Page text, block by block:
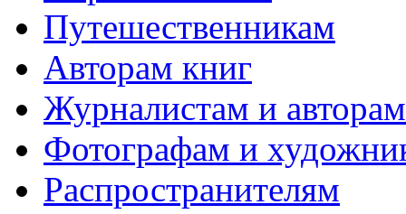
Путешественникам
Авторам книг
Журналистам и авторам
Фотографам и
Распространителям